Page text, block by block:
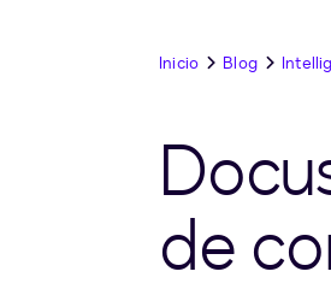
Inicio Blog
de